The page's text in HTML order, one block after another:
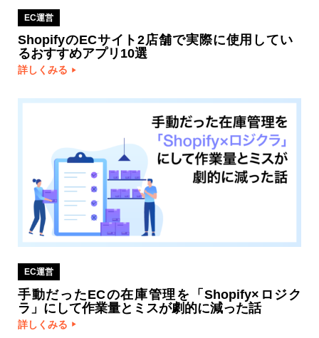
EC運営
ShopifyのECサイト2店舗で実際に使用してい
るおすすめアプリ10選
詳しくみる
EC運営
手動だったECの在庫管理を「Shopify×ロジク
ラ」にして作業量とミスが劇的に減った話
詳しくみる